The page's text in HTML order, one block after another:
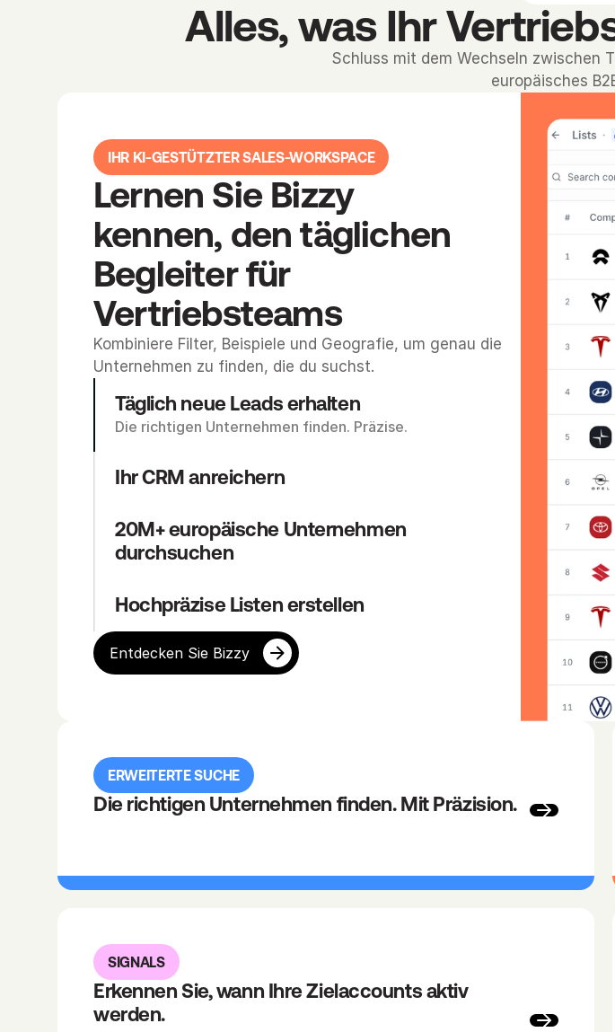
Alles, was Ihr
Schluss mit dem Wechseln zwischen
europäisches
IHR KI-GESTÜTZTER SALES-WORKSPACE
Lernen Sie Bizzy
kennen, den täglichen
Begleiter für
Vertriebsteams
Kombiniere Filter, Beispiele und Geografie, um genau die
Unternehmen zu finden, die du suchst.
Täglich neue Leads erhalten
Die richtigen Unternehmen finden. Präzise.
Ihr CRM anreichern
20M+ europäische Unternehmen
durchsuchen
Hochpräzise Listen erstellen
Entdecken Sie Bizzy
ERWEITERTE SUCHE
Die richtigen Unternehmen finden. Mit Präzision.
SIGNALS
Erkennen Sie, wann Ihre Zielaccounts aktiv
werden.